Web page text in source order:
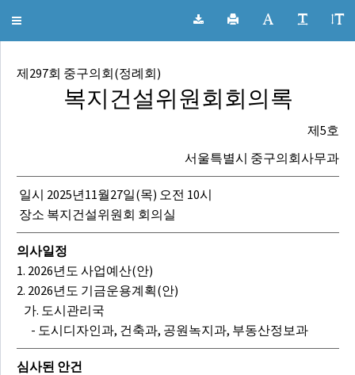
서울특별시 중구의회 회의록
Toggle
제297회 중구의회(정례회)
복지건설위원회회의록
제5호
서울특별시 중구의회사무과
일시 2025년11월27일(목) 오전 10시
장소 복지건설위원회 회의실
의사일정
1. 2026년도 사업예산(안)
2. 2026년도 기금운용계획(안)
가. 도시관리국
- 도시디자인과, 건축과, 공원녹지과, 부동산정보과
심사된 안건